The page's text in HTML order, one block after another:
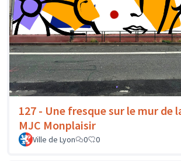
127 - Une fresque sur le mur de
MJC Monplaisir
Ville de Lyon 0 0